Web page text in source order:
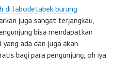
juga sangat terjangkau,
bisa mendapatkan
ada dan juga akan
bagi para pengunjung, oh iya